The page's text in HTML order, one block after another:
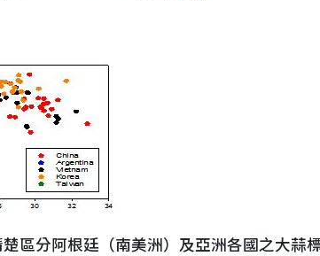
區分阿根廷（南美洲）及亞洲各國之大蒜